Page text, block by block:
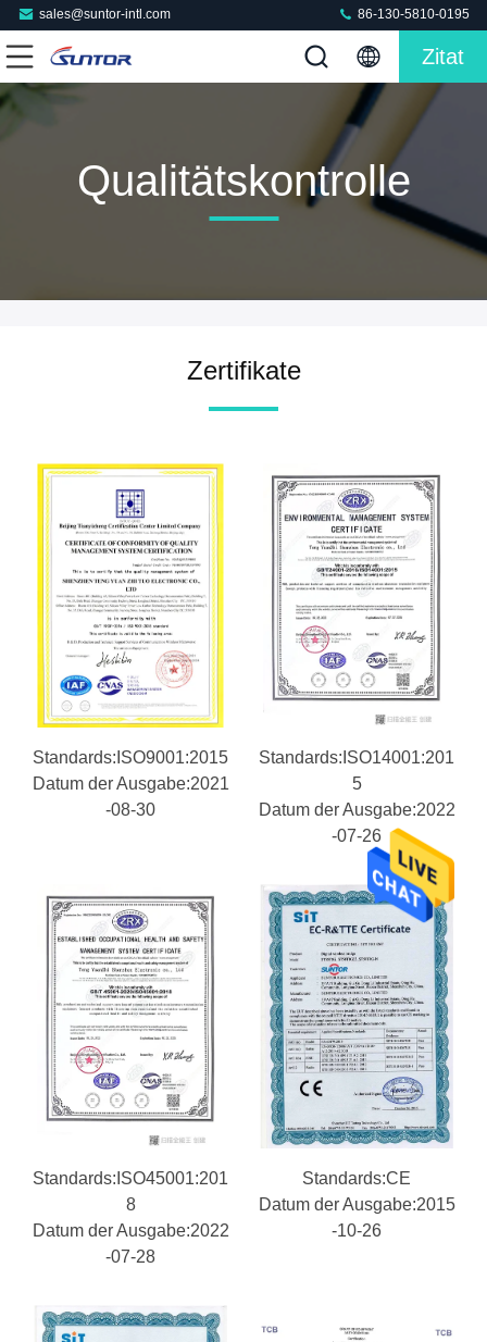
sales@suntor-intl.com 86-130-5810-0195
Zitat
Qualitätskontrolle
Zertifikate
Standards:ISO9001:2015
Datum der Ausgabe:2021
-08-30
Standards:ISO14001:201
5
Datum der Ausgabe:2022
-07-26
Standards:ISO45001:201
8
Datum der Ausgabe:2022
-07-28
Standards:CE
Datum der Ausgabe:2015
-10-26